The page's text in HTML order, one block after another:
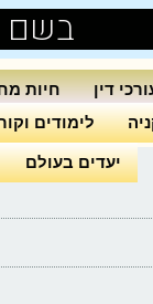
בשם
דין חיות
לימודים
יעדים בעולם